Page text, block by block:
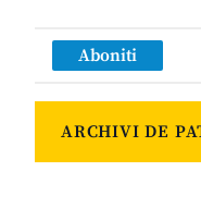
Aboniti
ARCHIVI DE